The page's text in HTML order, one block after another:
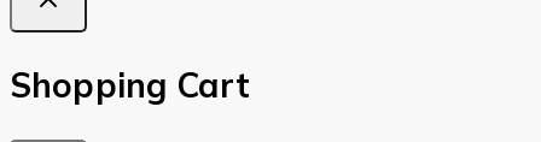
Shopping Cart